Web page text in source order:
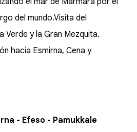
del mundo.Visita del
Verde y la Gran Mezquita.
hacia Esmirna, Cena y
- Efeso - Pamukkale